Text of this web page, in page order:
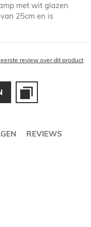
met wit glazen
25cm en is
review over dit product
REVIEWS